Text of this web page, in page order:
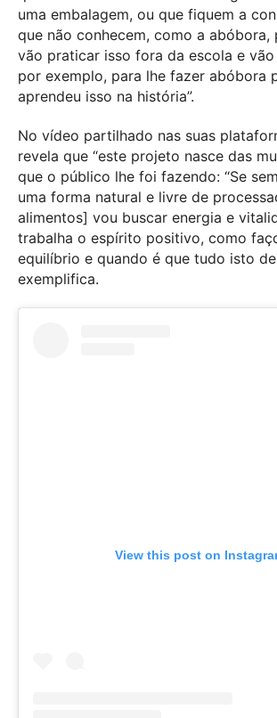
uma embalagem, ou que fiquem a
que não conhecem, como a abóbora,
vão praticar isso fora da escola e vão
por exemplo, para lhe fazer abóbora
aprendeu isso na história”.
No vídeo partilhado nas suas
revela que “este projeto nasce das
que o público lhe foi fazendo: “Se
uma forma natural e livre de
alimentos] vou buscar energia e
trabalha o espírito positivo, como
equilíbrio e quando é que tudo isto
exemplifica.
View this post on